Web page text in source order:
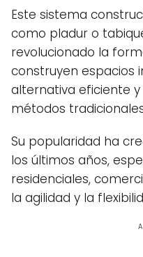
Este sistema
como pladur o
revolucionado la
construyen espacios
alternativa eficiente
métodos
Su popularidad ha
los últimos años,
residenciales,
la agilidad y la